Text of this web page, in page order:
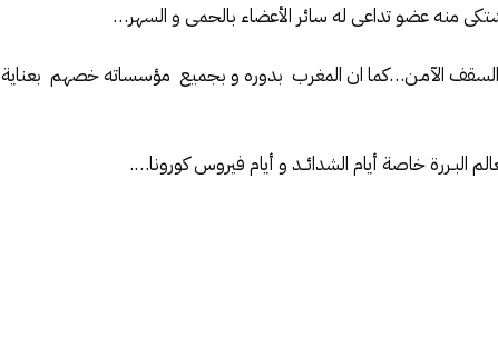
منه عضو تداعى له سائر الأعضاء بالحمى و السهر…
السقف الآمـن…كما ان المغرب بدوره و بجميع مؤسساته خصهم
البـررة خاصة أيام الشدائــد و أيام فيروس كورونا….